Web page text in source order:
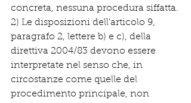
concreta, nessuna procedura siffatta.
2) Le disposizioni dell'articolo 9,
paragrafo 2, lettere b) e c), della
direttiva 2004/83 devono essere
interpretate nel senso che, in
circostanze come quelle del
procedimento principale, non